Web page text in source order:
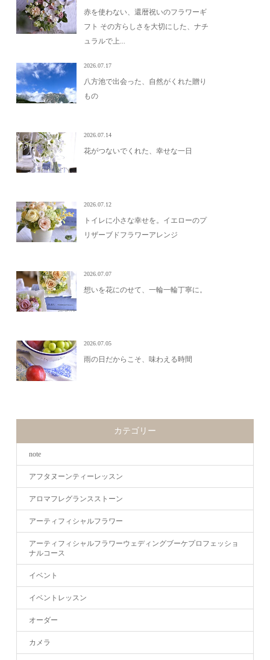
赤を使わない、還暦祝いのフラワーギ
フト その方らしさを大切にした、ナチ
ュラルで上...
2026.07.17
八方池で出会った、自然がくれた贈り
もの
2026.07.14
花がつないでくれた、幸せな一日
2026.07.12
トイレに小さな幸せを。イエローのプ
リザーブドフラワーアレンジ
2026.07.07
想いを花にのせて、一輪一輪丁寧に。
2026.07.05
雨の日だからこそ、味わえる時間
カテゴリー
note
アフタヌーンティーレッスン
アロマフレグランスストーン
アーティフィシャルフラワー
アーティフィシャルフラワーウェディングブーケプロフェッショ
ナルコース
イベント
イベントレッスン
オーダー
カメラ